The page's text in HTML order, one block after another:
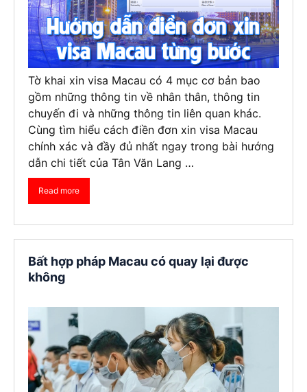
Tờ khai xin visa Macau có 4 mục cơ bản bao
gồm những thông tin về nhân thân, thông tin
chuyến đi và những thông tin liên quan khác.
Cùng tìm hiểu cách điền đơn xin visa Macau
chính xác và đầy đủ nhất ngay trong bài hướng
dẫn chi tiết của Tân Văn Lang …
Read more
Bất hợp pháp Macau có quay lại được
không